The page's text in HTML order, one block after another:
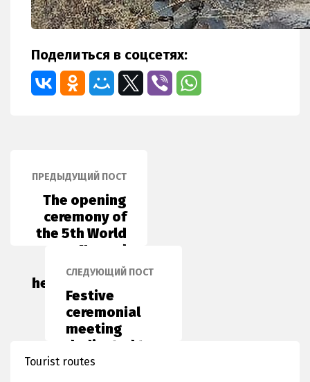
Поделиться в соцсетях:
ПРЕДЫДУЩИЙ ПОСТ
The opening
ceremony of
the 5th World
Nomad
Games was
held in Astana
СЛЕДУЮЩИЙ ПОСТ
Festive
ceremonial
meeting
dedicated to
the
Tourist routes